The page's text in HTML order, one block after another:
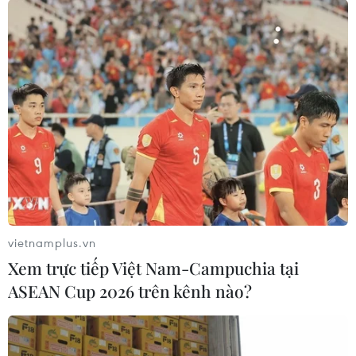
05/08/2026 13:30
Hơn 100 người thiệt mạng trong mùa
mưa khốc liệt ở Ấn Độ
05/08/2026 09:39
Trung Quốc phóng thành công hai
vệ tinh siêu phổ Đông Phương Huệ
Nhãn
05/08/2026 07:16
Trung Quốc: Cảnh sát Hong Kong,
Macau triệt phá vụ lừa đảo đầu tư
Fun Coffee
vietnamplus.vn
Xem trực tiếp Việt Nam-Campuchia tại
ASEAN Cup 2026 trên kênh nào?